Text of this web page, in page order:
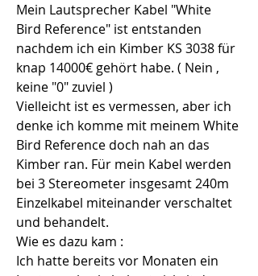
Mein Lautsprecher Kabel "White
Bird Reference" ist entstanden
nachdem ich ein Kimber KS 3038 für
knap 14000€ gehört habe. ( Nein ,
keine "0" zuviel )
Vielleicht ist es vermessen, aber ich
denke ich komme mit meinem White
Bird Reference doch nah an das
Kimber ran. Für mein Kabel werden
bei 3 Stereometer insgesamt 240m
Einzelkabel miteinander verschaltet
und behandelt.
Wie es dazu kam :
Ich hatte bereits vor Monaten ein